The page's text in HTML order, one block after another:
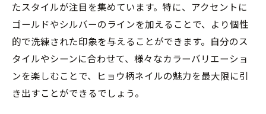
たスタイルが注目を集めています。特に、アクセントに
ゴールドやシルバーのラインを加えることで、より個性
的で洗練された印象を与えることができます。自分のス
タイルやシーンに合わせて、様々なカラーバリエーショ
ンを楽しむことで、ヒョウ柄ネイルの魅力を最大限に引
き出すことができるでしょう。